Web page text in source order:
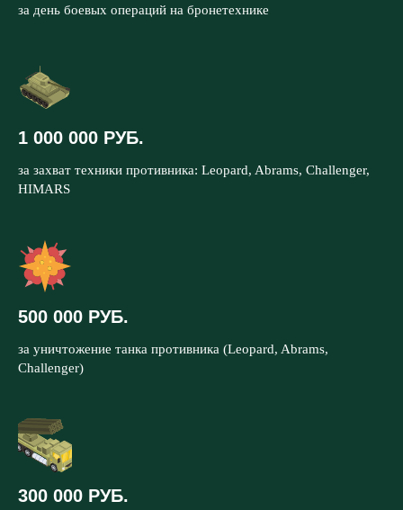
за день боевых операций на бронетехнике
1 000 000 РУБ.
за захват техники противника: Leopard, Abrams, Challenger,
HIMARS
500 000 РУБ.
за уничтожение танка противника (Leopard, Abrams,
Challenger)
300 000 РУБ.